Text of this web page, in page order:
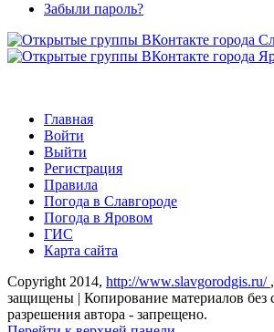
Забыли пароль?
Главная
Войти
Выйти
Регистрация
Правила
Погода в Славгороде
Погода в Яровом
ГИС
Карта сайта
Copyright 2014, http://www.slavgorodgis.ru/
защищены | Копирование материалов без
разрешения автора - запрещено.